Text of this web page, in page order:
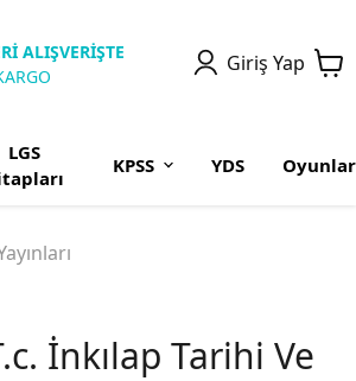
ALIŞVERİŞTE
Giriş Yap
LGS
KPSS YDS Oyunlar
İnkılap Tarihi Ve